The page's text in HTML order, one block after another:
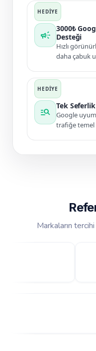
campaign
3000₺
Desteği
Hızlı
daha çabuk
manage_search
Tek Seferlik
Google
trafiğe
Markaların